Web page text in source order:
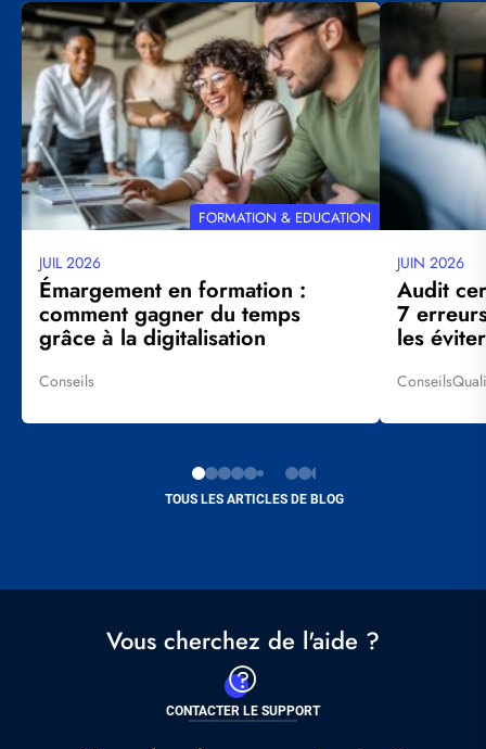
TOUS LES ARTICLES DE BLOG
Visuel
principal
THÉMATIQUE
FORMATION & EDUCATION
Date
mise
à
jour
JUIL 2026
Émargement en formation :
comment gagner du temps
grâce à la digitalisation
Tags
Conseils
Visuel
Date
mise
à
jour
JUIN 2026
Audit
7
les éviter
Tags
Conseils
Vous cherchez de l'aide ?
CONTACTER LE SUPPORT